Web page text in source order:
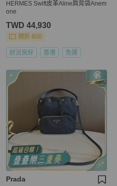
HERMES Swift皮革Aline肩背袋Anem
one
TWD 44,930
現折 800
狀況良好 香港 免運
Prada